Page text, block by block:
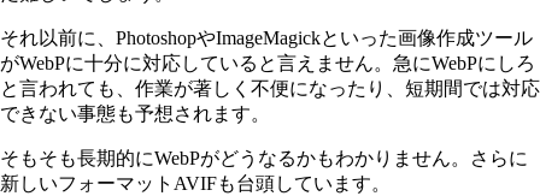
それ以前に、PhotoshopやImageMagickといった画像作成ツール
がWebPに十分に対応していると言えません。急にWebPにしろ
と言われても、作業が著しく不便になったり、短期間では対応
できない事態も予想されます。
そもそも長期的にWebPがどうなるかもわかりません。さらに
新しいフォーマットAVIFも台頭しています。